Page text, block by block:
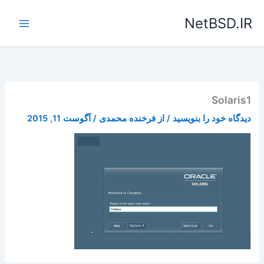
NetBSD.IR
Solaris1
دیدگاه‌ خود را بنویسید / از فرخنده محمدی/ آگوست 11, 2015